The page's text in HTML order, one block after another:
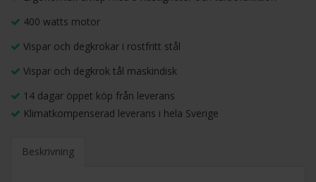
400 watts motor
Vispar och degkrokar i rostfritt stål
Vispar och degkrok tål maskindisk
14 dagar öppet köp från leverans
Klimatkompenserad leverans i hela Sverige
Beskrivning